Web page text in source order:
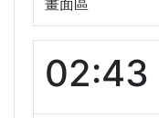
畫面區